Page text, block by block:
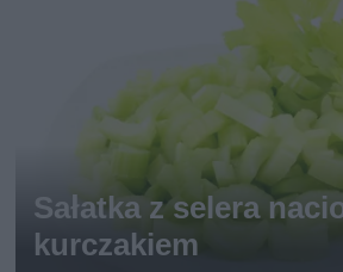
Sałatka z selera
kurczakiem